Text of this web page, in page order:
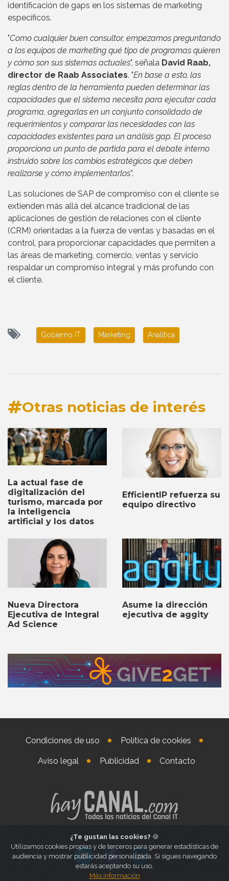
identificación de gaps en los sistemas de marketing
específicos.
"Como cualquier buen consultor, empezamos preguntando
a los equipos de marketing qué tipo de programas quieren
y cómo son sus sistemas actuales", señala David Raab,
director de Raab Associates. "En base a esto, las
reglas dentro de la herramienta pueden determinar las
capacidades que el sistema necesita para ejecutar cada
programa, agregarlas en un conjunto consolidado de
requerimientos y comparar las necesidades con las
capacidades existentes para un análisis gap. El proceso
proporciona un punto de partida para el debate interno
instruido sobre los cambios estratégicos que deben
realizarse y cómo implementarlos”.
Las soluciones de SAP de compromiso con el cliente se
extienden más allá del alcance tradicional de las
aplicaciones de gestión de relaciones con el cliente
(CRM) orientadas a la fuerza de ventas y basadas en el
control, para proporcionar capacidades que permiten a
las áreas de marketing, comercio, ventas y servicio
respaldar un compromiso integral y más profundo con
el cliente.
Gobierno IT Marketing Analítica
Otras noticias de interés
La actual fase de
digitalización del
turismo, marcada por
la inteligencia
artificial y los datos
EfficientIP refuerza su
equipo directivo
Nueva Directora
Ejecutiva de Integral
Ad Science
Asume la dirección
ejecutiva de aggity
Condiciones de uso Política de cookies
Aviso legal Publicidad Contacto
¿Te gustan las cookies? 🍪
Utilizamos cookies propias y de terceros para generar estadísticas de
audiencia y mostrar publicidad personalizada. Si sigues navegando
estarás aceptando su uso.
Más información